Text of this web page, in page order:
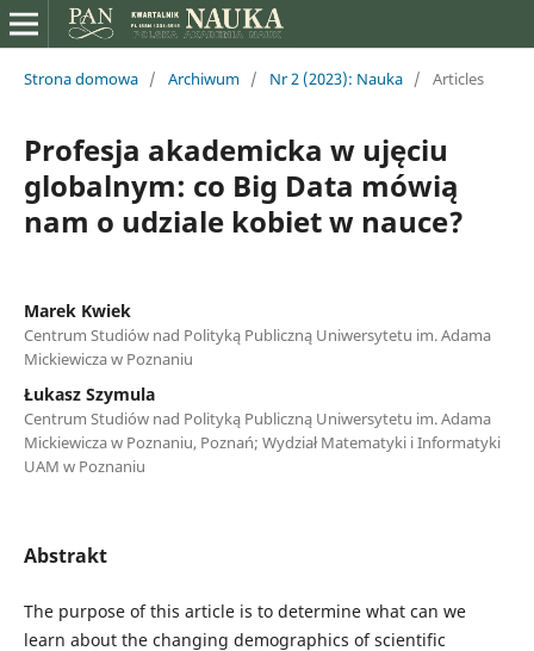
Strona domowa / Archiwum / Nr 2 (2023): Nauka / Articles
Profesja akademicka w ujęciu
globalnym: co Big Data mówią
nam o udziale kobiet w nauce?
Marek Kwiek
Centrum Studiów nad Polityką Publiczną Uniwersytetu im. Adama
Mickiewicza w Poznaniu
Łukasz Szymula
Centrum Studiów nad Polityką Publiczną Uniwersytetu im. Adama
Mickiewicza w Poznaniu, Poznań; Wydział Matematyki i Informatyki
UAM w Poznaniu
Abstrakt
The purpose of this article is to determine what can we
learn about the changing demographics of scientific